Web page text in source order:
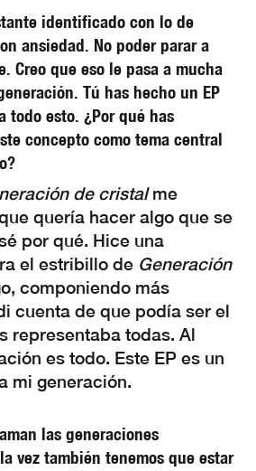
identificado con lo de
ansiedad. No poder parar a
Creo que eso le pasa a mucha
Tú has hecho un EP
todo esto. ¿Por qué has
concepto como tema central
de cristalme
quería hacer algo que se
por qué. Hice una
el estribillo de Generación
componiendo más
cuenta de que podía ser el
representaba todas. Al
es todo. Este EP es un
mi generación.
las generaciones
vez también tenemos que estar